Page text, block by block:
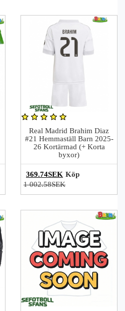
Real Madrid Brahim Diaz
#21 Hemmaställ Barn 2025-
26 Kortärmad (+ Korta
byxor)
369.74SEK
1 002.58SEK
Köp